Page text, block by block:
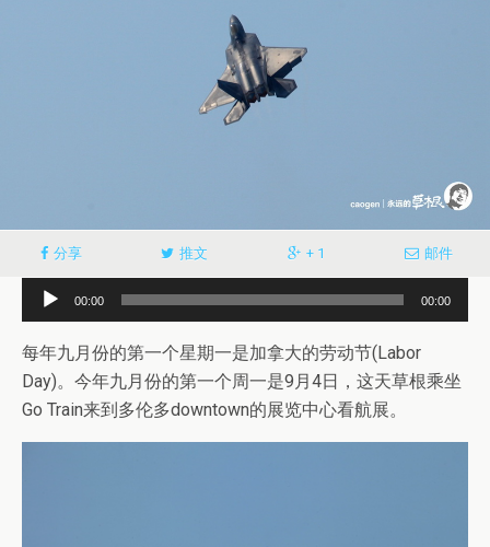
分享 推文 + 1 邮件
频
播
放
器
00:00 00:00
每年九月份的第一个星期一是加拿大的劳动节(Labor
Day)。今年九月份的第一个周一是9月4日，这天草根乘坐
Go Train来到多伦多downtown的展览中心看航展。